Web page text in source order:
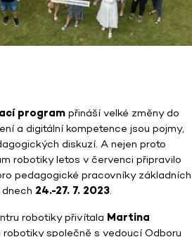
program přináší velké změny do
a digitální kompetence jsou pojmy,
diskuzí. A nejen proto
robotiky letos v červenci připravilo
pedagogické pracovníky základních
24.-27. 7. 2023.
robotiky přivítala Martina
robotiky společně s vedoucí Odboru